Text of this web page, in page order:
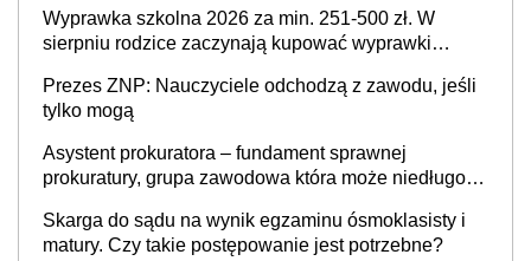
Wyprawka szkolna 2026 za min. 251-500 zł. W
sierpniu rodzice zaczynają kupować wyprawki
ponad 1 tys. zł
Prezes ZNP: Nauczyciele odchodzą z zawodu, jeśli
tylko mogą
Asystent prokuratora – fundament sprawnej
prokuratury, grupa zawodowa która może niedługo
Skarga do sądu na wynik egzaminu ósmoklasisty i
matury. Czy takie postępowanie jest potrzebne?